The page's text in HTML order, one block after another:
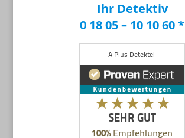
Ihr Detektiv
0 18 05 – 10 10 60 *